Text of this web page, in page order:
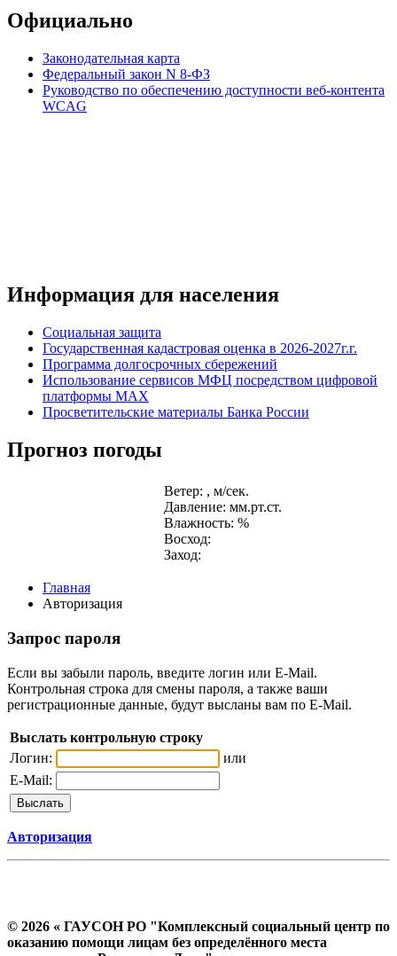
Официально
Законодательная карта
Федеральный закон N 8-ФЗ
Руководство по обеспечению доступности веб-контента
WCAG
Информация для населения
Социальная защита
Государственная кадастровая оценка в 2026-2027г.г.
Программа долгосрочных сбережений
Использование сервисов МФЦ посредством цифровой
платформы MAX
Просветительские материалы Банка России
Прогноз погоды
Ветер: , м/сек.
Давление: мм.рт.ст.
Влажность: %
Восход:
Заход:
Главная
Авторизация
Запрос пароля
Если вы забыли пароль, введите логин или E-Mail.
Контрольная строка для смены пароля, а также ваши
регистрационные данные, будут высланы вам по E-Mail.
Выслать контрольную строку
Логин:
или
E-Mail:
Авторизация
© 2026 « ГАУСОН РО "Комплексный социальный центр по
оказанию помощи лицам без определённого места